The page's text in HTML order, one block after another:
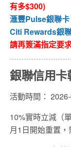
有多$300)
滙豐Pulse銀聯卡
Citi Rewards銀
請再簽滿指定要
銀聯信用
活動時間：
10%實時立減（
月1日開始重置，